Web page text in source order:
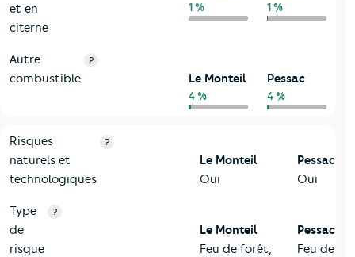
et en
citerne
1 % 1 %
Autre
combustible
?
Le Monteil
4 %
Pessac
4 %
9-Diagnostic risques
Critères Le Monteil
Risques
naturels et
technologiques
?
Le Monteil
Oui
Pessac
Oui
Type
de
risque
?
Le Monteil
Feu de forêt,
Pessac
Feu de